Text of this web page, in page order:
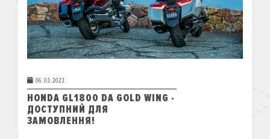
06.03.2023
HONDA GL1800 DA GOLD WING -
ДОСТУПНИЙ ДЛЯ
ЗАМОВЛЕННЯ!